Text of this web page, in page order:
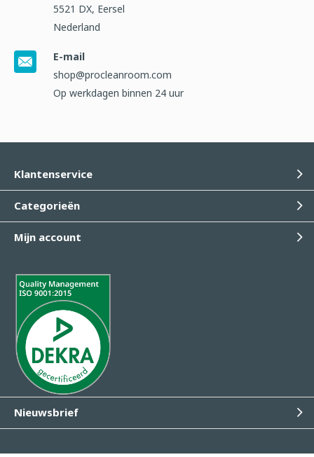
5521 DX, Eersel
Nederland
E-mail
shop@procleanroom.com
Op werkdagen binnen 24 uur
Klantenservice
Categorieën
Mijn account
Nieuwsbrief